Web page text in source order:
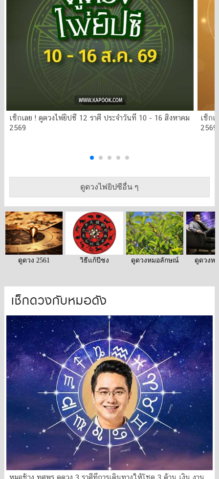
เช็กเลย ! ดูดวงไพ่ยิปซี 12 ราศี ประจำวันที่ 10 - 16 สิงหาคม
2569
เช็ก
2569
ดูดวงไพ่ยิปซีอื่น ๆ
ดูดวง 2561 วิธีแก้ปีชง ดูดวงหมอลักษณ์ ดูดวงห
เช็กดวงกับหมอดัง
หมอช้าง ทศพร ดูดวง 3 ราศีที่การเดินทางให้โชค 3 ด้าน เงิน งาน